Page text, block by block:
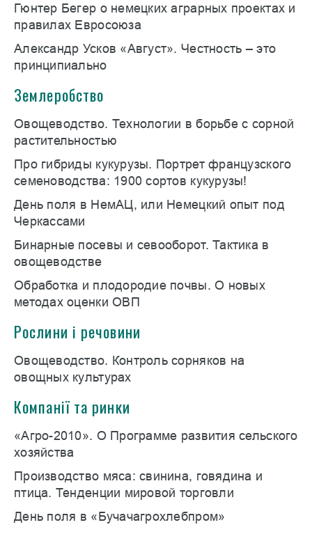
Гюнтер Бегер о немецких аграрных проектах и
правилах Евросоюза
Александр Усков «Август». Честность – это
принципиально
Землеробство
Овощеводство. Технологии в борьбе с сорной
растительностью
Про гибриды кукурузы. Портрет французского
семеноводства: 1900 сортов кукурузы!
День поля в НемАЦ, или Немецкий опыт под
Черкассами
Бинарные посевы и севооборот. Тактика в
овощеводстве
Обработка и плодородие почвы. О новых
методах оценки ОВП
Рослини і речовини
Овощеводство. Контроль сорняков на
овощных культурах
Компанії та ринки
«Агро-2010». О Программе развития сельского
хозяйства
Производство мяса: свинина, говядина и
птица. Тенденции мировой торговли
День поля в «Бучачагрохлебпром»